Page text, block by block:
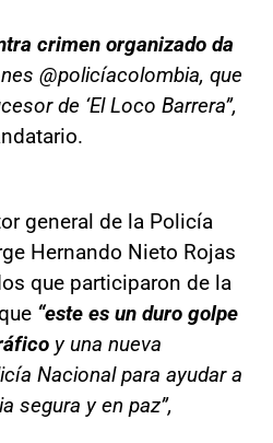
crimen organizado da
@policíacolombia, que
de ‘El Loco Barrera”,
general de la Policía
Hernando Nieto Rojas
que participaron de la
“este es un duro golpe
y una nueva
Nacional para ayudar a
segura y en paz”,